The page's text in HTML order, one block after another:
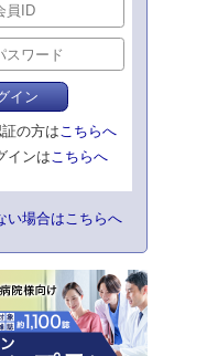
イン
の方はこちらへ
インはこちらへ
い場合はこちらへ